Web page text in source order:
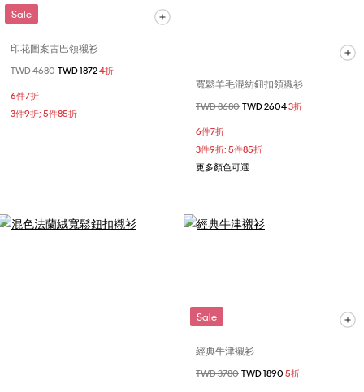
Sale
印花圖案古巴領襯衫
價格扣減從
TWD 4680 至
TWD 18724折
6件7折
3件9折; 5件85折
寬鬆羊毛混紡鈕扣領襯衫
價格扣減從
TWD 8680 至
TWD 26043折
6件7折
3件9折; 5件85折
更多顏色可選
Sale
經典牛津襯衫
價格扣減從
TWD 3780 至
TWD 1890 5折